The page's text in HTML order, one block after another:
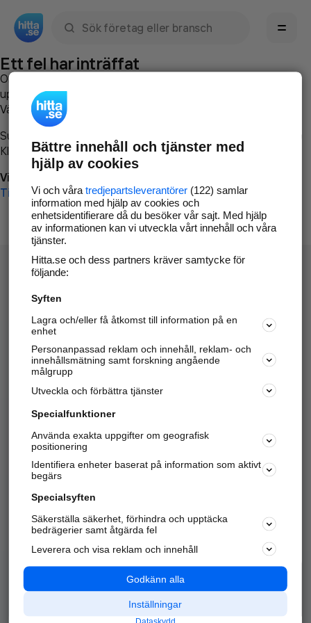
Ett fel har inträffat
Om du vill kan du
uppstod så att vi lättare och snabbare kan avhjälpa det.
Vänligen försök med följande:
Surfa till
Klicka påTillbaka-knappen i webbläsaren och försök igen
Vi beklagar besväret!
Till startsidan
Hitta.se - Gratis nummerupplysning.
Sök företag, personer och platser.
Hitta telefonnummer, adresser, företagsinfo mm.
Marknadsför företaget
Kom igång och annonsera mot
samarbetspartners nära dig.
Alla kategorier
Populära sökningar
API & Kartor
Annonsera
Integritet
Nödnummer
Bättre innehåll och tjänster med
hjälp av cookies
Vi och våra tredjepartsleverantörer(122) samlar
information med hjälp av cookies och
enhetsidentifierare då du besöker vår sajt. Med hjälp
av informationen kan vi utveckla vårt innehåll och våra
tjänster.
Hitta.se och dess partners kräver samtycke för
följande:
Syften
Lagra och/eller få åtkomst till information på en
enhet
Personanpassad reklam och innehåll, reklam- och
innehållsmätning samt forskning angående
målgrupp
Utveckla och förbättra tjänster
Specialfunktioner
Använda exakta uppgifter om geografisk
positionering
Identifiera enheter baserat på information som aktivt
begärs
Specialsyften
Säkerställa säkerhet, förhindra och upptäcka
bedrägerier samt åtgärda fel
Leverera och visa reklam och innehåll
Godkänn alla
Inställningar
Dataskydd